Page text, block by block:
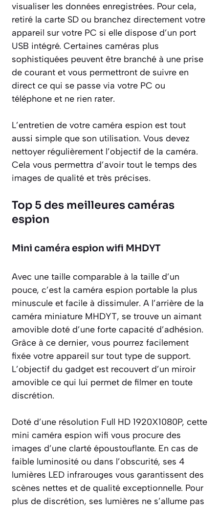
visualiser les données enregistrées. Pour cela,
retiré la carte SD ou branchez directement votre
appareil sur votre PC si elle dispose d’un port
USB intégré. Certaines caméras plus
sophistiquées peuvent être branché à une prise
de courant et vous permettront de suivre en
direct ce qui se passe via votre PC ou
téléphone et ne rien rater.
L’entretien de votre caméra espion est tout
aussi simple que son utilisation. Vous devez
nettoyer régulièrement l’objectif de la caméra.
Cela vous permettra d’avoir tout le temps des
images de qualité et très précises.
Top 5 des meilleures caméras
espion
Mini caméra espion wifi MHDYT
Avec une taille comparable à la taille d’un
pouce, c’est la caméra espion portable la plus
minuscule et facile à dissimuler. A l’arrière de la
caméra miniature MHDYT, se trouve un aimant
amovible doté d’une forte capacité d’adhésion.
Grâce à ce dernier, vous pourrez facilement
fixée votre appareil sur tout type de support.
L’objectif du gadget est recouvert d’un miroir
amovible ce qui lui permet de filmer en toute
discrétion.
Doté d’une résolution Full HD 1920X1080P, cette
mini caméra espion wifi vous procure des
images d’une clarté époustouflante. En cas de
faible luminosité ou dans l’obscurité, ses 4
lumières LED infrarouges vous garantissent des
scènes nettes et de qualité exceptionnelle. Pour
plus de discrétion, ses lumières ne s’allume pas